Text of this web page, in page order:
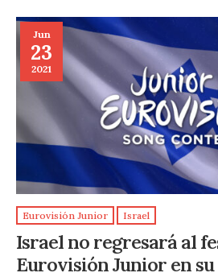
Jun
23
2021
Eurovisión Junior Israel
Israel no regresará al
Eurovisión Junior en su